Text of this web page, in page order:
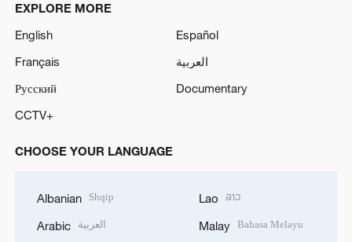
EXPLORE MORE
English
Español
Français
العربية
Русский
Documentary
CCTV+
CHOOSE YOUR LANGUAGE
Albanian Shqip
Arabic العربية
Lao ລາວ
Malay Bahasa Melayu